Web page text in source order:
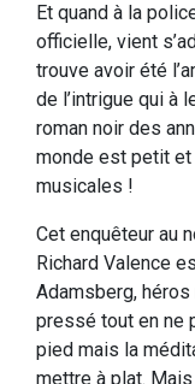
Et quand à la
officielle, vient
trouve avoir été
de l’intrigue qui à
roman noir des
monde est petit et
musicales !
Cet enquêteur au
Richard Valence
Adamsberg,
pressé tout en ne
pied mais la
mettre à plat. Mais